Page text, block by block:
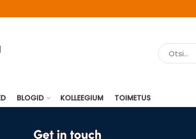
BLOGID KOLLEEGIUM TOIMETUS